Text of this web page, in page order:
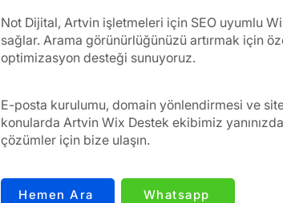
Not Dijital, Artvin işletmeleri için SEO uyumlu
sağlar. Arama görünürlüğünüzü artırmak için
optimizasyon desteği sunuyoruz.
E-posta kurulumu, domain yönlendirmesi ve
konularda Artvin Wix Destek ekibimiz
çözümler için bize ulaşın.
Hemen Ara Whatsapp